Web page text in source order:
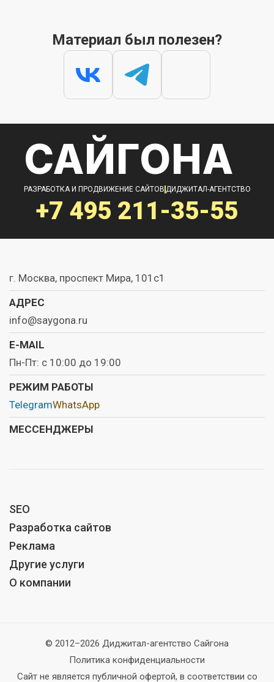
Материал был полезен?
САЙГОНА
РАЗРАБОТКА И ПРОДВИЖЕНИЕ САЙТОВ ДИДЖИТАЛ-АГЕНТСТВО
+7 495 211-35-55
г. Москва, проспект Мира, 101с1
АДРЕС
info@saygona.ru
E-MAIL
Пн-Пт: с 10:00 до 19:00
РЕЖИМ РАБОТЫ
TelegramWhatsApp
МЕССЕНДЖЕРЫ
SEO
Разработка сайтов
Реклама
Другие услуги
О компании
© 2012–2026 Диджитал-агентство Сайгона
Политика конфиденциальности
Сайт не является публичной офертой, в соответствии со